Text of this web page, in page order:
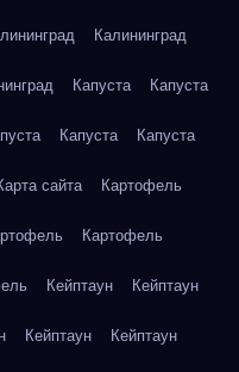
Калининград
Капуста Капуста
Капуста Капуста
сайта Картофель
Картофель
Кейптаун Кейптаун
Кейптаун Кейптаун